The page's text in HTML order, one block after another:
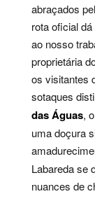
abraçados
rota oficial
ao nosso
proprietária
os visitantes
sotaques
das Águas, o
uma doçura
Labareda se
nuances de